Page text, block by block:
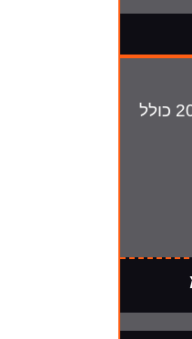
מחשב מנוע מאזדה 3 2011 כולל